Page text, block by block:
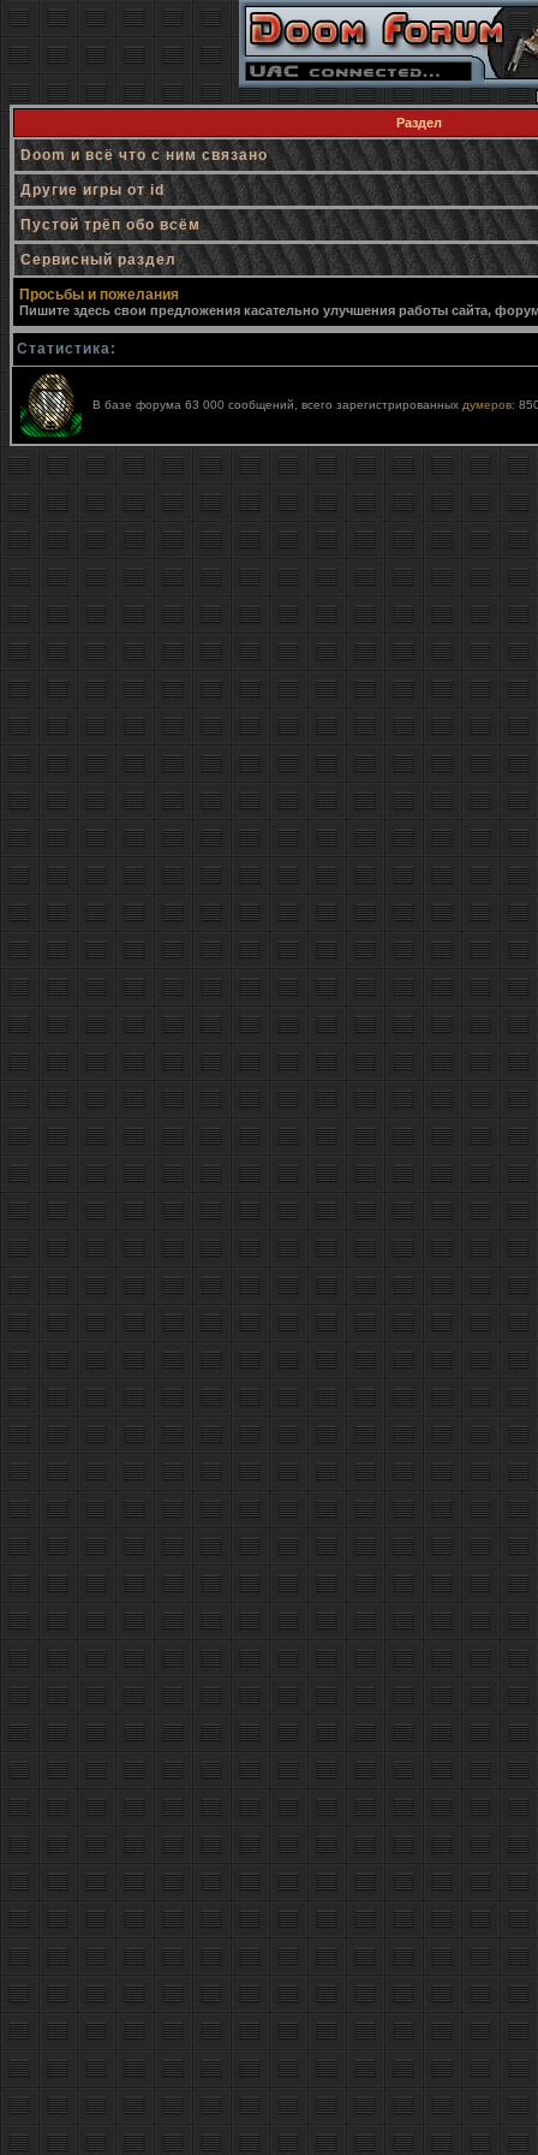
Раздел
Doom и всё что с ним связано
Другие игры от id
Пустой трёп обо всём
Сервисный раздел
Просьбы и пожелания
Пишите здесь свои предложения касательно улучшения работы сайта,
Статистика:
В базе форума 63 000 сообщений, всего зарегистрированных думеров: